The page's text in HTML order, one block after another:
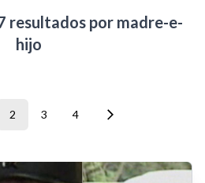
resultados por madre-e-
hijo
2 3 4